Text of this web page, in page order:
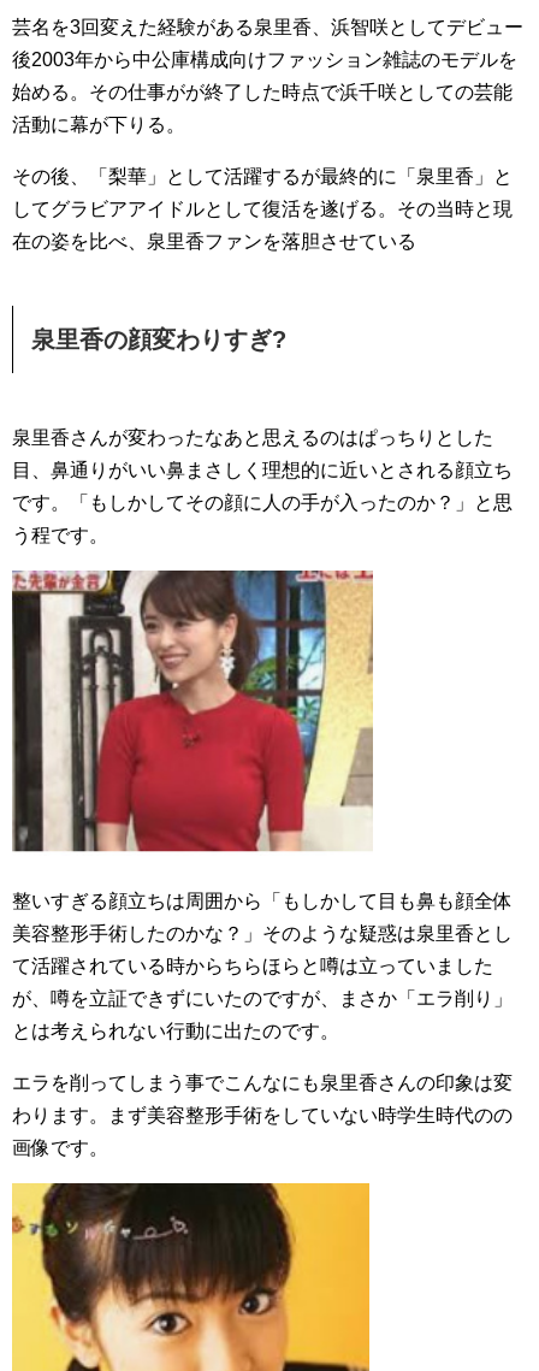
芸名を3回変えた経験がある泉里香、浜智咲としてデビュー
後2003年から中公庫構成向けファッション雑誌のモデルを
始める。その仕事がが終了した時点で浜千咲としての芸能
活動に幕が下りる。
その後、「梨華」として活躍するが最終的に「泉里香」と
してグラビアアイドルとして復活を遂げる。その当時と現
在の姿を比べ、泉里香ファンを落胆させている
泉里香の顔変わりすぎ?
泉里香さんが変わったなあと思えるのはぱっちりとした
目、鼻通りがいい鼻まさしく理想的に近いとされる顔立ち
です。「もしかしてその顔に人の手が入ったのか？」と思
う程です。
整いすぎる顔立ちは周囲から「もしかして目も鼻も顔全体
美容整形手術したのかな？」そのような疑惑は泉里香とし
て活躍されている時からちらほらと噂は立っていました
が、噂を立証できずにいたのですが、まさか「エラ削り」
とは考えられない行動に出たのです。
エラを削ってしまう事でこんなにも泉里香さんの印象は変
わります。まず美容整形手術をしていない時学生時代のの
画像です。